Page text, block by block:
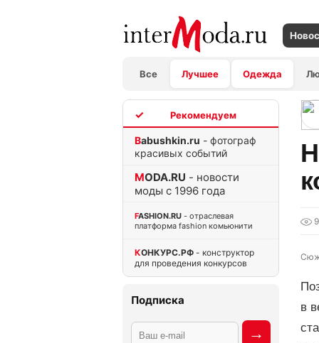
Все Лучшее Одежда
Babushkin.ru - фотограф
красивых событий
MODA.RU - новости
моды с 1996 года
FASHION.RU - отраслевая
платформа fashion комьюнити
КОНКУРС.РФ - конструктор
для проведения конкурсов
Подписка
в